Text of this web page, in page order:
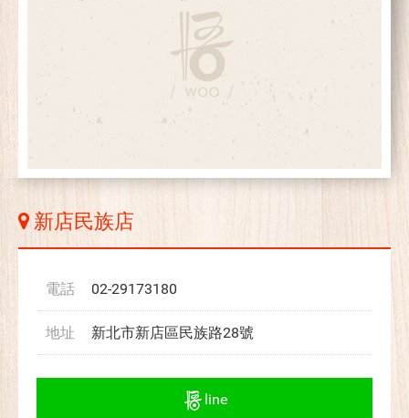
新店民族店
電話 02-29173180
地址 新北市新店區民族路28號
line